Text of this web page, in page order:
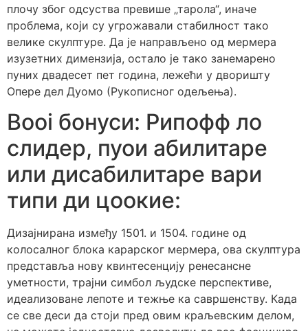
плочу због одсуства превише „тарола“, иначе
проблема, који су угрожавали стабилност тако
велике скулптуре. Да је направљено од мермера
изузетних димензија, остало је тако занемарено
пуних двадесет пет година, лежећи у дворишту
Опере дел Дуомо (Рукописног одељења).
Booi бонуси: Рипофф ло
слидер, пуои абилитаре
или дисабилитаре вари
типи ди цоокие:
Дизајнирана између 1501. и 1504. године од
колосалног блока карарског мермера, ова скулптура
представља нову квинтесенцију ренесансне
уметности, трајни симбол људске перспективе,
идеализоване лепоте и тежње ка савршенству. Када
се све деси да стоји пред овим краљевским делом,